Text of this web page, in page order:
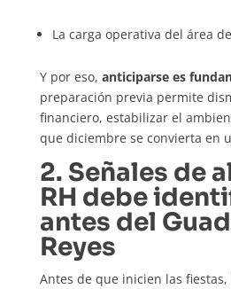
La carga operativa del área
Y por eso, anticiparse es
preparación previa permite
financiero, estabilizar el
que diciembre se convierta en
2. Señales de
RH debe
antes del
Reyes
Antes de que inicien las fiestas,